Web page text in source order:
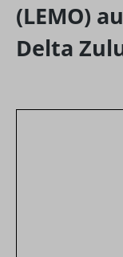
(LEMO)
Delta